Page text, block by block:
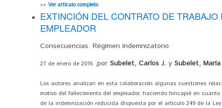
»» Ver artículo completo
EXTINCIÓN DEL CONTRATO DE
EMPLEADOR
Consecuencias. Régimen Indemnizatorio
27 de enero de 2016 ,por Subelet, Carlos J. y Subelet,
Los autores analizan en esta colaboración algunas cuestiones
motivo del fallecimiento del empleador, haciendo hincapié en
de la indemnización reducida dispuesta por el artículo 249 de la